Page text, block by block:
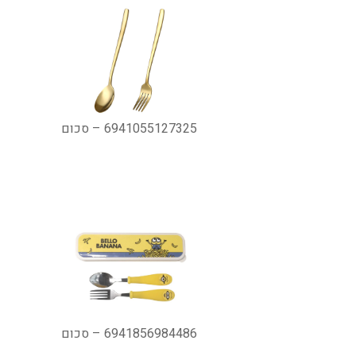
6941055127325 – סכום
6941856984486 – סכום